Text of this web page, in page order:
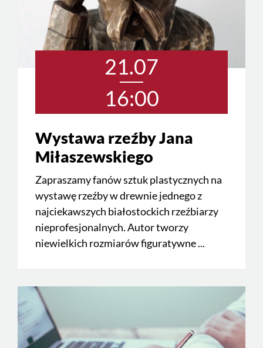
21.07
16:00
Wystawa rzeźby Jana
Miłaszewskiego
Zapraszamy fanów sztuk plastycznych na
wystawę rzeźby w drewnie jednego z
najciekawszych białostockich rzeźbiarzy
nieprofesjonalnych. Autor tworzy
niewielkich rozmiarów figuratywne ...